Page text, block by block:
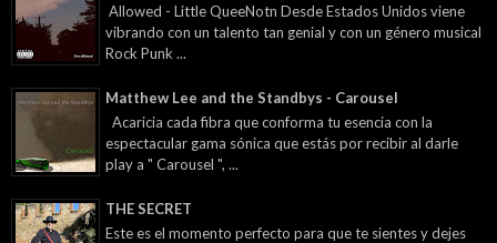
Allowed - Little QueeNotn Desde Estados Unidos viene
vibrando con un talento tan genial y con un género musical
Rock Punk ...
Matthew Lee and the Standbys - Carousel
Acaricia cada fibra que conforma tu esencia con la
espectacular gama sónica que estás por recibir al darle
play a " Carousel ", ...
THE SECRET
Este es el momento perfecto para que te sientes y dejes